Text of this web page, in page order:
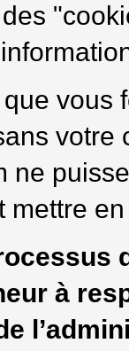
vous
ne
mettre
à